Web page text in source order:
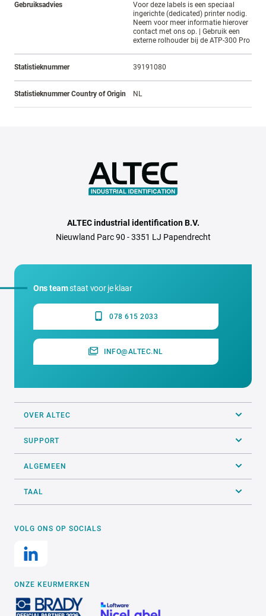
Gebruiksadvies
Voor deze labels is een speciaal
ingerichte (dedicated) printer nodig.
Neem voor meer informatie hierover
contact met ons op. | Gebruik een
externe rolhouder bij de ATP-300 Pro
Statistieknummer 39191080
Statistieknummer Country of Origin NL
ALTEC industrial identification B.V.
Nieuwland Parc 90 - 3351 LJ Papendrecht
Ons teamstaat voor je klaar
078 615 2033
INFO@ALTEC.NL
OVER ALTEC
SUPPORT
ALGEMEEN
TAAL
VOLG ONS OP SOCIALS
ONZE KEURMERKEN